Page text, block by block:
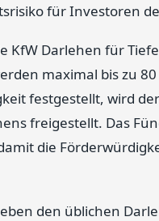
für Investoren
KfW Darlehen für
maximal bis zu
festgestellt, wird
freigestellt. Das
die
den üblichen